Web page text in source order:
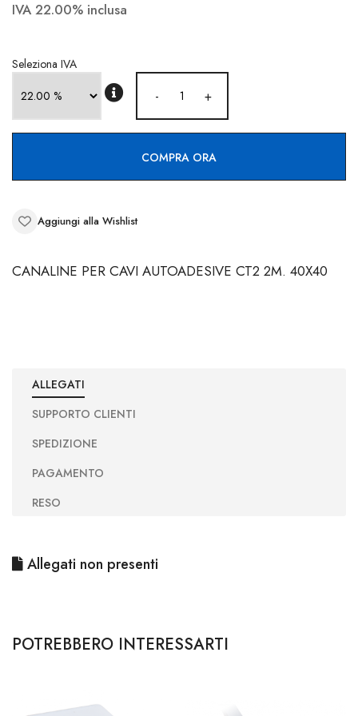
CONTATTI
IVA 22.00% inclusa
Seleziona IVA
- +
COMPRA ORA
Aggiungi alla Wishlist
CANALINE PER CAVI AUTOADESIVE CT2 2M. 40X40
ALLEGATI
SUPPORTO CLIENTI
SPEDIZIONE
PAGAMENTO
RESO
Allegati non presenti
POTREBBERO INTERESSARTI